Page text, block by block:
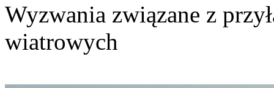
Wyzwania związane z
wiatrowych